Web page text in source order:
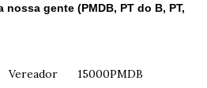
gente (PMDB, PT do B, PT,
Vereador 15000PMDB